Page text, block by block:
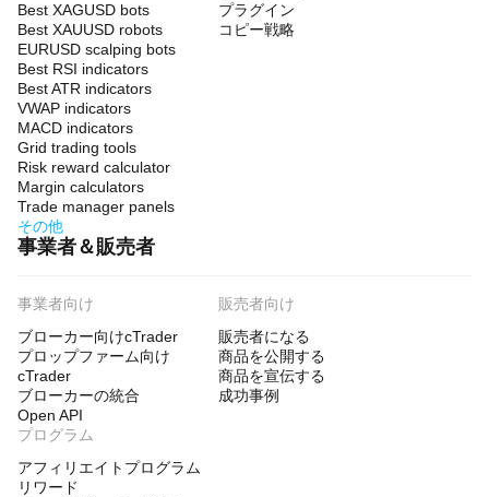
Best XAGUSD bots
Best XAUUSD robots
EURUSD scalping bots
Best RSI indicators
Best ATR indicators
VWAP indicators
MACD indicators
Grid trading tools
Risk reward calculator
Margin calculators
Trade manager panels
その他
プラグイン
コピー戦略
事業者＆販売者
事業者向け
ブローカー向けcTrader
プロップファーム向け
cTrader
ブローカーの統合
Open API
販売者向け
販売者になる
商品を公開する
商品を宣伝する
成功事例
プログラム
アフィリエイトプログラム
リワード